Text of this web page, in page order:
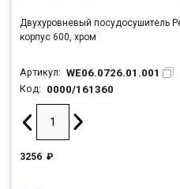
Двухуровневый посудосушитель
корпус 600, хром
Артикул: WE06.0726.01.001
Код: 0000/161360
3256 ₽